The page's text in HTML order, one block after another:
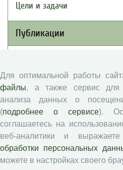
Цели и задачи
Публикации
Архив
Рубрики
Авторы
Статьи
Подборка статей
Авторам
Для оптимальной работы
файлы, а также сервис для
анализа данных о
(подробнее о сервисе).
соглашаетесь на
веб-аналитики и
обработки персональных
можете в настройках своего